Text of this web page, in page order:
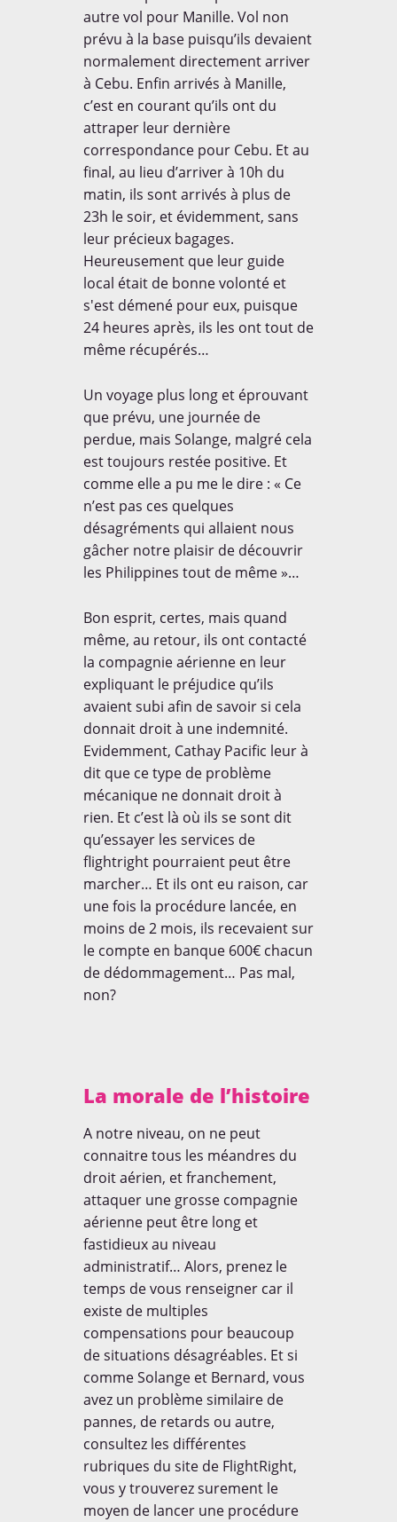
autre vol pour Manille. Vol non
prévu à la base puisqu’ils devaient
normalement directement arriver
à Cebu. Enfin arrivés à Manille,
c’est en courant qu’ils ont du
attraper leur dernière
correspondance pour Cebu. Et au
final, au lieu d’arriver à 10h du
matin, ils sont arrivés à plus de
23h le soir, et évidemment, sans
leur précieux bagages.
Heureusement que leur guide
local était de bonne volonté et
s'est démené pour eux, puisque
24 heures après, ils les ont tout de
même récupérés…
Un voyage plus long et éprouvant
que prévu, une journée de
perdue, mais Solange, malgré cela
est toujours restée positive. Et
comme elle a pu me le dire : « Ce
n’est pas ces quelques
désagréments qui allaient nous
gâcher notre plaisir de découvrir
les Philippines tout de même »…
Bon esprit, certes, mais quand
même, au retour, ils ont contacté
la compagnie aérienne en leur
expliquant le préjudice qu’ils
avaient subi afin de savoir si cela
donnait droit à une indemnité.
Evidemment, Cathay Pacific leur à
dit que ce type de problème
mécanique ne donnait droit à
rien. Et c’est là où ils se sont dit
qu’essayer les services de
flightright pourraient peut être
marcher… Et ils ont eu raison, car
une fois la procédure lancée, en
moins de 2 mois, ils recevaient sur
le compte en banque 600€ chacun
de dédommagement… Pas mal,
non?
La morale de l’histoire
A notre niveau, on ne peut
connaitre tous les méandres du
droit aérien, et franchement,
attaquer une grosse compagnie
aérienne peut être long et
fastidieux au niveau
administratif… Alors, prenez le
temps de vous renseigner car il
existe de multiples
compensations pour beaucoup
de situations désagréables. Et si
comme Solange et Bernard, vous
avez un problème similaire de
pannes, de retards ou autre,
consultez les différentes
rubriques du site de FlightRight,
vous y trouverez surement le
moyen de lancer une procédure